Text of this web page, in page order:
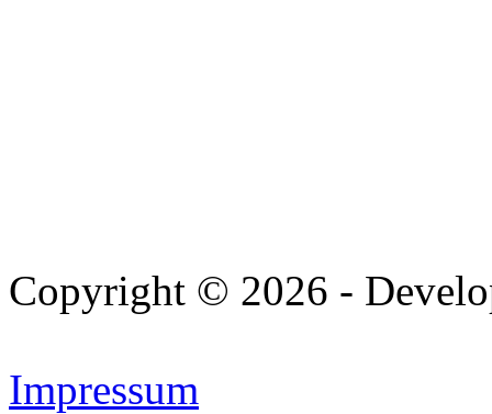
Copyright © 2026 -
Impressum